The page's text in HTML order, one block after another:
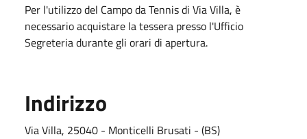
Per l'utilizzo del Campo da Tennis di Via Villa, è
necessario acquistare la tessera presso l'Ufficio
Segreteria durante gli orari di apertura.
Indirizzo
Via Villa, 25040 - Monticelli Brusati - (BS)